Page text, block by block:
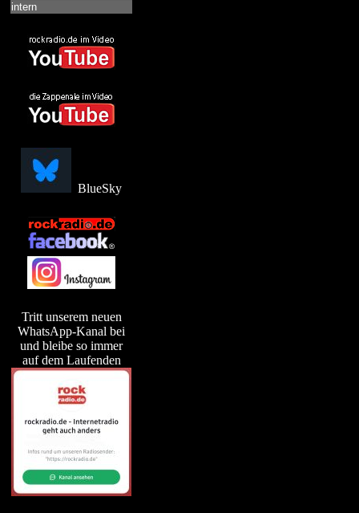
intern
BlueSky
Tritt unserem neuen
WhatsApp-Kanal bei
und bleibe so immer
auf dem Laufenden